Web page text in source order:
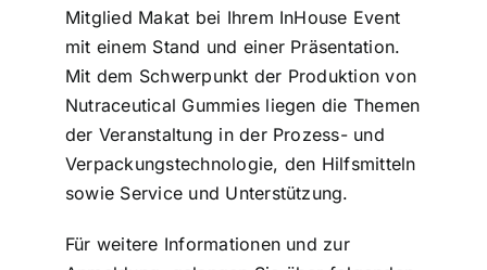
Aktuelles
Mitglied Makat bei Ihrem InHouse Event
mit einem Stand und einer Präsentation.
Mit dem Schwerpunkt der Produktion von
Nutraceutical Gummies liegen die Themen
der Veranstaltung in der Prozess- und
Verpackungstechnologie, den Hilfsmitteln
sowie Service und Unterstützung.
Für weitere Informationen und zur